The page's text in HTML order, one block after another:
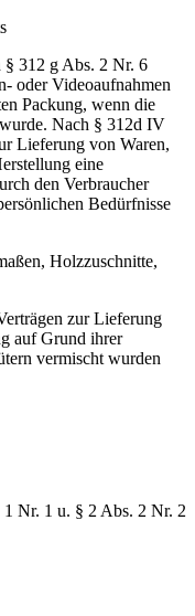
§ 312 g Abs. 2 Nr. 6
oder Videoaufnahmen
Packung, wenn die
Nach § 312d IV
Lieferung von Waren,
eine
den Verbraucher
Bedürfnisse
Holzzuschnitte,
zur Lieferung
auf Grund ihrer
vermischt wurden
Nr. 1 u. § 2 Abs. 2 Nr. 2